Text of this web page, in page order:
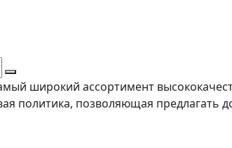
широкий ассортимент
политика, позволяющая